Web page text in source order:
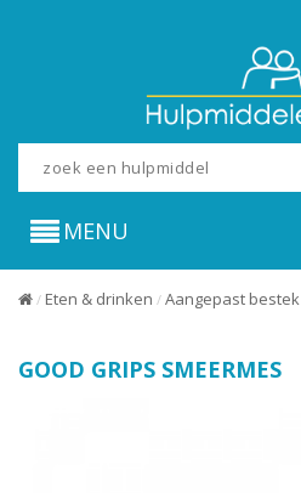
MENU
/ Eten & drinken / Aangepast bestek
GOOD GRIPS SMEERMES